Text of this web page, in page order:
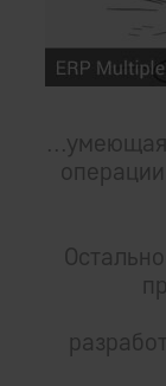
...умеющая